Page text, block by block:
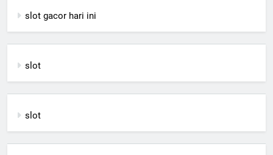
slot gacor hari ini
slot
slot